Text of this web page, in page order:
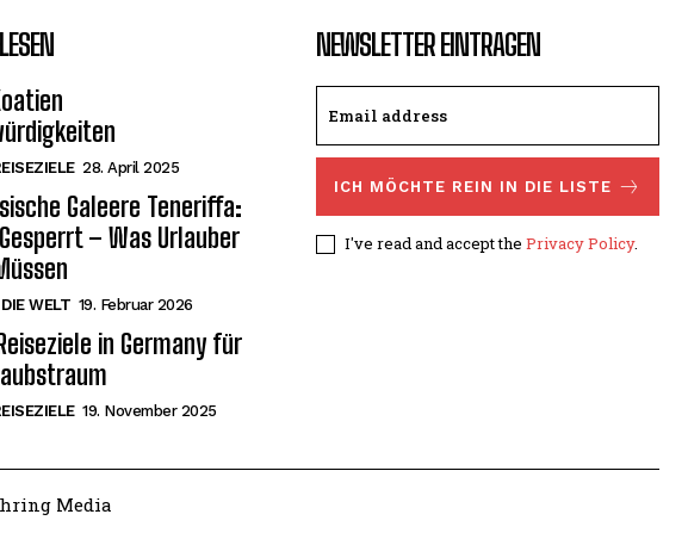
28. April 2025
Galeere Teneriffa:
– Was Urlauber
WELT 19. Februar 2026
in Germany für
19. November 2025
NEWSLETTER EINTRAGEN
ICH MÖCHTE REIN IN DIE LISTE
I've read and accept the Privacy Policy.
Media